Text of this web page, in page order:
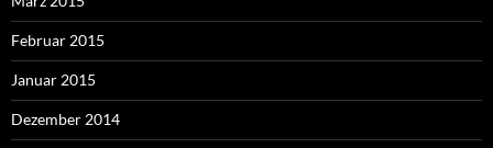
Februar 2015
Januar 2015
Dezember 2014